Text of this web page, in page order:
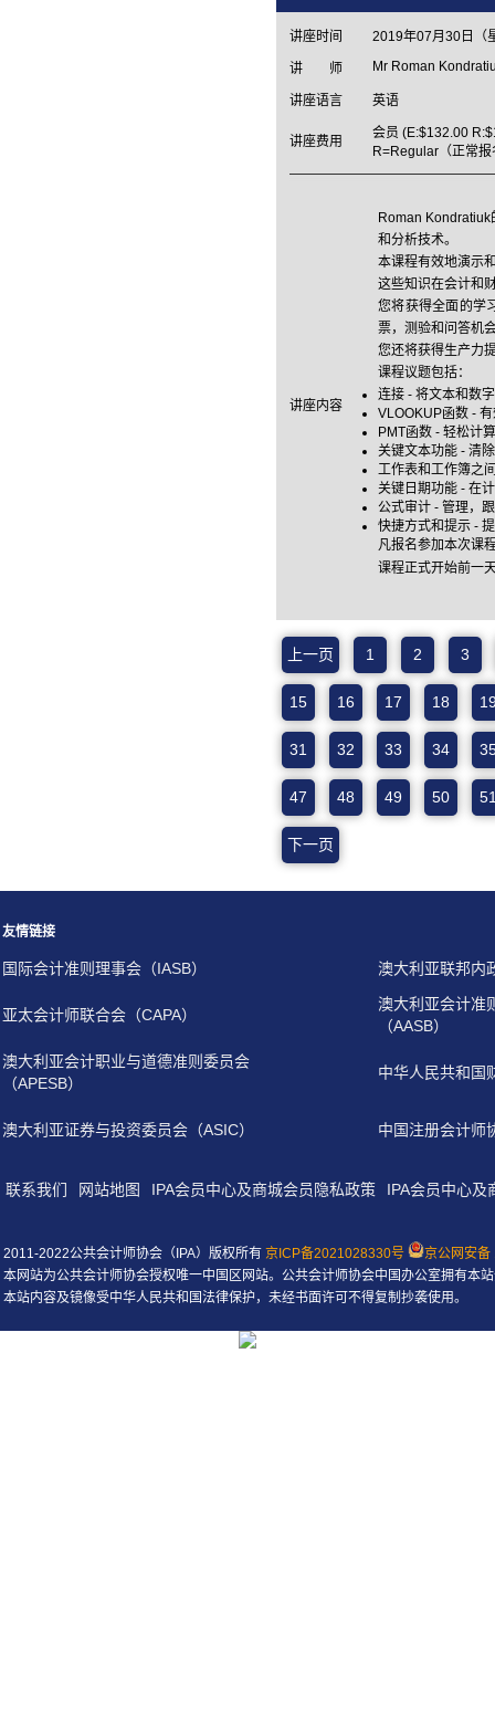
讲座时间 2019年07月30日（
讲 师 Mr Roman
讲座语言 英语
讲座费用
会员 (E:$132.00
R=Regular（正常报
讲座内容
Roman
和分析技术。
本课程有效地演示
这些知识在会计和
您将获得全面的学
票，测验和问答机
您还将获得生产力
课程议题包括：
连接 - 将文本和数
VLOOKUP函数 -
PMT函数 - 轻松计
关键文本功能 - 清
工作表和工作簿之
关键日期功能 - 在
公式审计 - 管理，
快捷方式和提示 -
凡报名参加本次课
课程正式开始前一
上一页 1 2 3
15 16 17 18
31 32 33 34
47 48 49 50
下一页
友情链接
国际会计准则理事会（IASB） 澳大利亚联邦内
亚太会计师联合会（CAPA）
澳大利亚会计准
（AASB）
澳大利亚会计职业与道德准则委员会
（APESB）
中华人民共和国
澳大利亚证券与投资委员会（ASIC） 中国注册会计师
联系我们 网站地图 IPA会员中心及商城会员隐私政策 IPA会员中心及
2011-2022公共会计师协会（IPA）版权所有 京ICP备2021028330号
京公网安
本网站为公共会计师协会授权唯一中国区网站。公共会计师协会中国办公室拥有本
本站内容及镜像受中华人民共和国法律保护，未经书面许可不得复制抄袭使用。